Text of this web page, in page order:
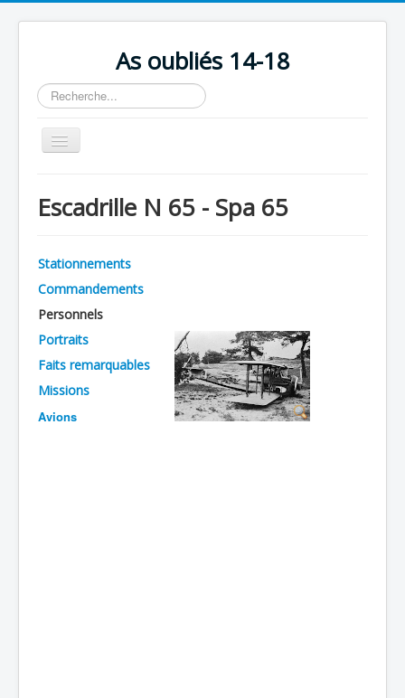
As oubliés 14-18
Rechercher
Basculer
la
Chronologie
Avions
Personnels
Formation
Doctrines
Escadrille N 65 - Spa 65
Stationnements
Commandements
Personnels
Portraits
Faits remarquables
Missions
Avions